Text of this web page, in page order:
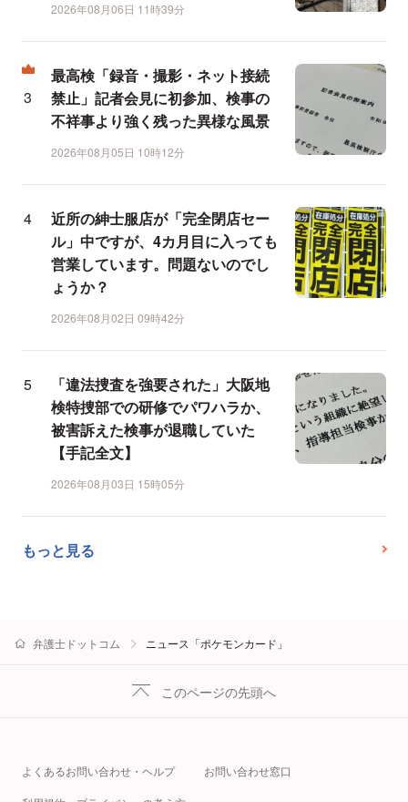
2026年08月06日 11時39分
最高検「録音・撮影・ネット接続
禁止」記者会見に初参加、検事の
不祥事より強く残った異様な風景
2026年08月05日 10時12分
近所の紳士服店が「完全閉店セー
ル」中ですが、4カ月目に入っても
営業しています。問題ないのでし
ょうか？
2026年08月02日 09時42分
「違法捜査を強要された」大阪地
検特捜部での研修でパワハラか、
被害訴えた検事が退職していた
【手記全文】
2026年08月03日 15時05分
もっと見る
弁護士ドットコム ニュース「ポケモンカード」
このページの先頭へ
よくあるお問い合わせ・ヘルプ お問い合わせ窓口